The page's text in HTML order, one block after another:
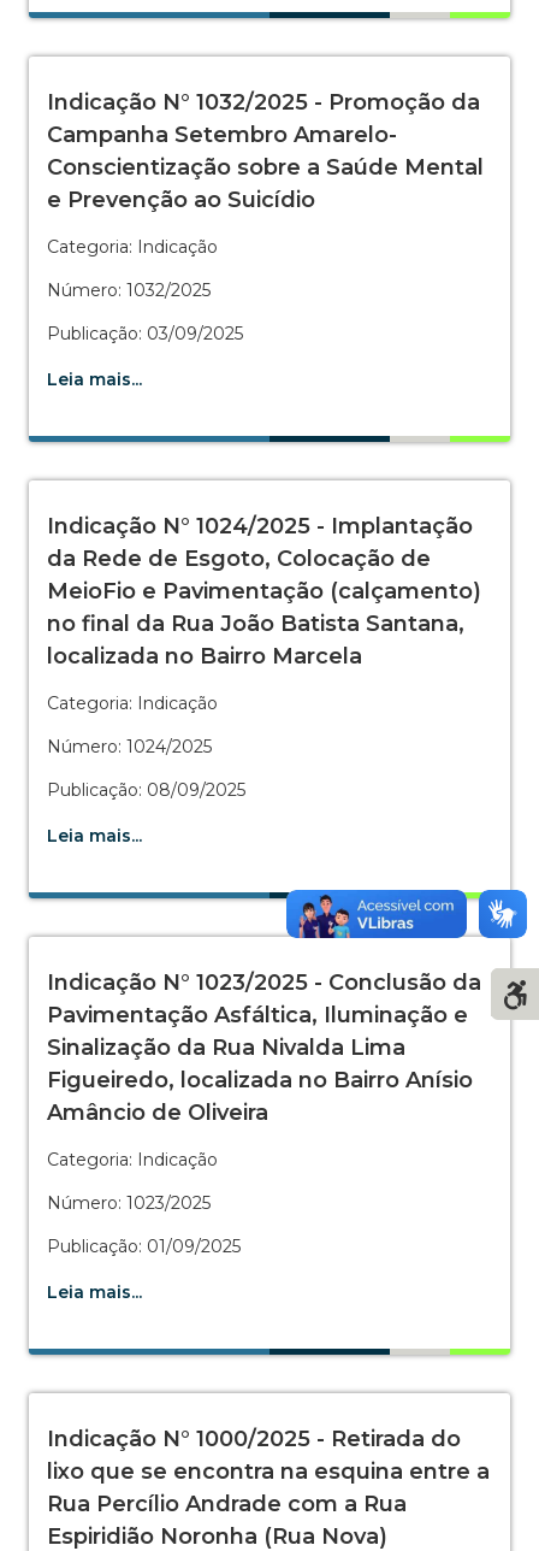
Indicação N° 1032/2025 - Promoção da
Campanha Setembro Amarelo-
Conscientização sobre a Saúde Mental
e Prevenção ao Suicídio
Categoria: Indicação
Número: 1032/2025
Publicação: 03/09/2025
Leia mais...
Indicação N° 1024/2025 - Implantação
da Rede de Esgoto, Colocação de
MeioFio e Pavimentação (calçamento)
no final da Rua João Batista Santana,
localizada no Bairro Marcela
Categoria: Indicação
Número: 1024/2025
Publicação: 08/09/2025
Leia mais...
Indicação N° 1023/2025 - Conclusão da
Pavimentação Asfáltica, Iluminação e
Sinalização da Rua Nivalda Lima
Figueiredo, localizada no Bairro Anísio
Amâncio de Oliveira
Categoria: Indicação
Número: 1023/2025
Publicação: 01/09/2025
Leia mais...
Indicação N° 1000/2025 - Retirada do
lixo que se encontra na esquina entre a
Rua Percílio Andrade com a Rua
Espiridião Noronha (Rua Nova)